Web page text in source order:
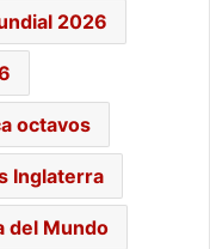
2026
octavos
Inglaterra
del Mundo